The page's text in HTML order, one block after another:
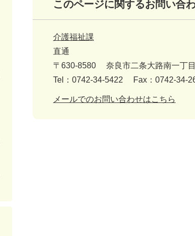
このページに関するお問い合
介護福祉課
直通
〒630-8580
奈良市二条大路南一丁
Tel：0742-34-5422
Fax：0742-34-
メールでのお問い合わせはこちら